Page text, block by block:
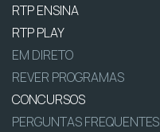
RTP ENSINA
RTP PLAY
EM DIRETO
REVER PROGRAMAS
CONCURSOS
PERGUNTAS FREQUENTES